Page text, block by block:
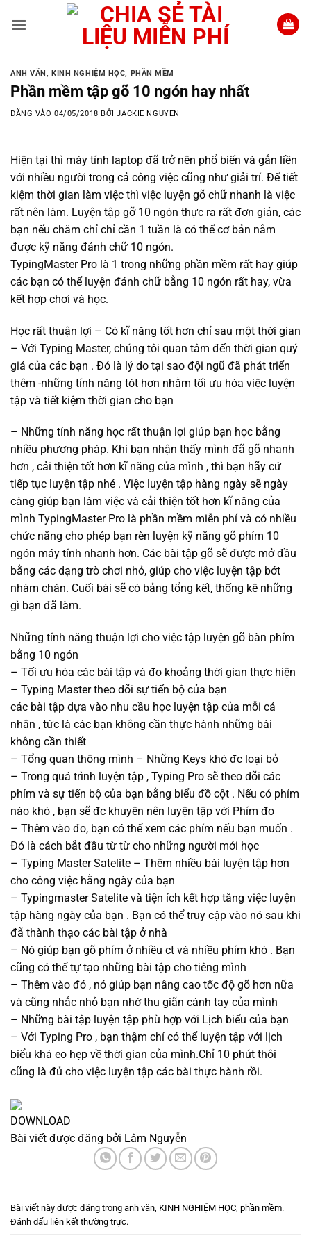
qua
ANH VĂN,KINH NGHIỆM HỌC, PHẦN MỀM
Phần mềm tập gõ 10 ngón hay nhất
ĐĂNG VÀO04/05/2018 BỞIJACKIE NGUYEN
Hiện tại thì máy tính laptop đã trở nên phổ biến và gắn liền
với nhiều người trong cả công việc cũng như giải trí. Để tiết
kiệm thời gian làm việc thì việc luyện gõ chữ nhanh là việc
rất nên làm. Luyện tập gỡ 10 ngón thực ra rất đơn giản, các
bạn nếu chăm chỉ chỉ cần 1 tuần là có thể cơ bản nắm
được kỹ năng đánh chữ 10 ngón.
TypingMaster Pro là 1 trong những phần mềm rất hay giúp
các bạn có thể luyện đánh chữ bằng 10 ngón rất hay, vừa
kết hợp chơi và học.
Học rất thuận lợi – Có kĩ năng tốt hơn chỉ sau một thời gian
– Với Typing Master, chúng tôi quan tâm đến thời gian quý
giá của các bạn . Đó là lý do tại sao đội ngũ đã phát triển
thêm -những tính năng tót hơn nhằm tối ưu hóa việc luyện
tập và tiết kiệm thời gian cho bạn
– Những tính năng học rất thuận lợi giúp bạn học bằng
nhiều phương pháp. Khi bạn nhận thấy mình đã gõ nhanh
hơn , cải thiện tốt hơn kĩ năng của mình , thì bạn hãy cứ
tiếp tục luyện tập nhé . Việc luyện tập hàng ngày sẽ ngày
càng giúp bạn làm việc và cải thiện tốt hơn kĩ năng của
mình TypingMaster Pro là phần mềm miễn phí và có nhiều
chức năng cho phép bạn rèn luyện kỹ năng gõ phím 10
ngón máy tính nhanh hơn. Các bài tập gõ sẽ được mở đầu
bằng các dạng trò chơi nhỏ, giúp cho việc luyện tập bớt
nhàm chán. Cuối bài sẽ có bảng tổng kết, thống kê những
gì bạn đã làm.
Những tính năng thuận lợi cho việc tập luyện gõ bàn phím
bằng 10 ngón
– Tối ưu hóa các bài tập và đo khoảng thời gian thực hiện
– Typing Master theo dõi sự tiến bộ của bạn
các bài tập dựa vào nhu cầu học luyện tập của mỗi cá
nhân , tức là các bạn không cần thực hành những bài
không cần thiết
– Tổng quan thông mình – Những Keys khó đc loại bỏ
– Trong quá trình luyện tập , Typing Pro sẽ theo dõi các
phím và sự tiến bộ của bạn bằng biểu đồ cột . Nếu có phím
nào khó , bạn sẽ đc khuyên nên luyện tập với Phím đo
– Thêm vào đo, bạn có thể xem các phím nếu bạn muốn .
Đó là cách bắt đầu từ từ cho những người mới học
– Typing Master Satelite – Thêm nhiều bài luyện tập hơn
cho công việc hằng ngày của bạn
– Typingmaster Satelite và tiện ích kết hợp tăng việc luyện
tập hàng ngày của bạn . Bạn có thể truy cập vào nó sau khi
đã thành thạo các bài tập ở nhà
– Nó giúp bạn gõ phím ở nhiều ct và nhiều phím khó . Bạn
cũng có thể tự tạo những bài tập cho tiêng mình
– Thêm vào đó , nó giúp bạn nâng cao tốc độ gõ hơn nữa
và cũng nhắc nhỏ bạn nhớ thu giãn cánh tay của mình
– Những bài tập luyện tập phù hợp với Lịch biểu của bạn
– Với Typing Pro , bạn thậm chí có thể luyện tập với lịch
biểu khá eo hẹp về thời gian của mình.Chỉ 10 phút thôi
cũng là đủ cho việc luyện tập các bài thực hành rồi.
DOWNLOAD
Bài viết được đăng bởi Lâm Nguyễn
Bài viết này được đăng trong anh văn KINH NGHIỆM HỌC phần mềm.
Đánh dấu liên kết thường trực.